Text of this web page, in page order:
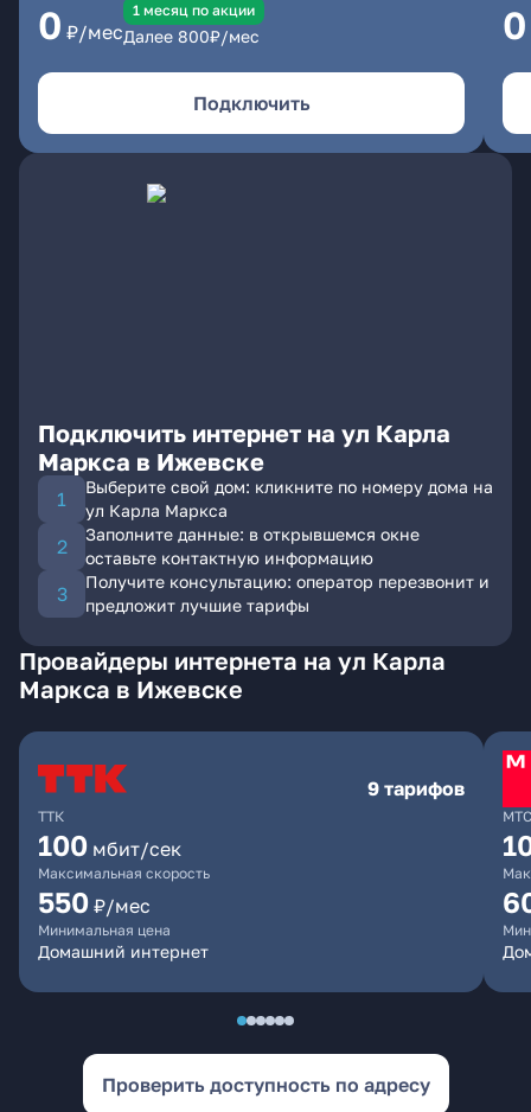
0 ₽/мес
1 месяц по акции
Далее 800₽/мес
Подключить
0
Подключить интернет на ул Карла
Маркса в Ижевске
Выберите свой дом: кликните по номеру дома на
ул Карла Маркса
Заполните данные: в открывшемся окне
оставьте контактную информацию
Получите консультацию: оператор перезвонит и
предложит лучшие тарифы
Провайдеры интернета на ул Карла
Маркса в Ижевске
ТТК
9 тарифов
100 мбит/сек
Максимальная скорость
550 ₽/мес
Минимальная цена
Домашний интернет
МТС
Проверить доступность по адресу